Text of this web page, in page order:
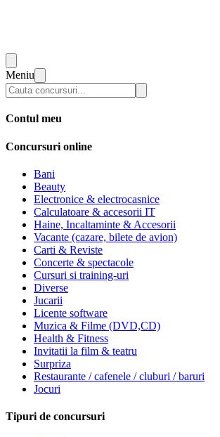
Meniu
Contul meu
Concursuri online
Bani
Beauty
Electronice & electrocasnice
Calculatoare & accesorii IT
Haine, Incaltaminte & Accesorii
Vacante (cazare, bilete de avion)
Carti & Reviste
Concerte & spectacole
Cursuri si training-uri
Diverse
Jucarii
Licente software
Muzica & Filme (DVD,CD)
Health & Fitness
Invitatii la film & teatru
Surpriza
Restaurante / cafenele / cluburi / baruri
Jocuri
Tipuri de concursuri